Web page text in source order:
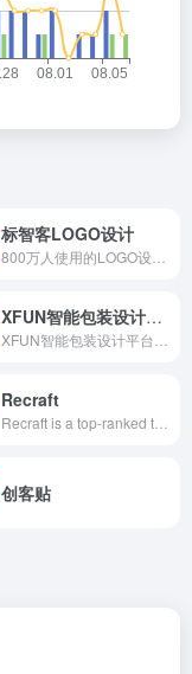
标智客LOGO设计
XFUN智能包装设计平台
Recraft
创客贴